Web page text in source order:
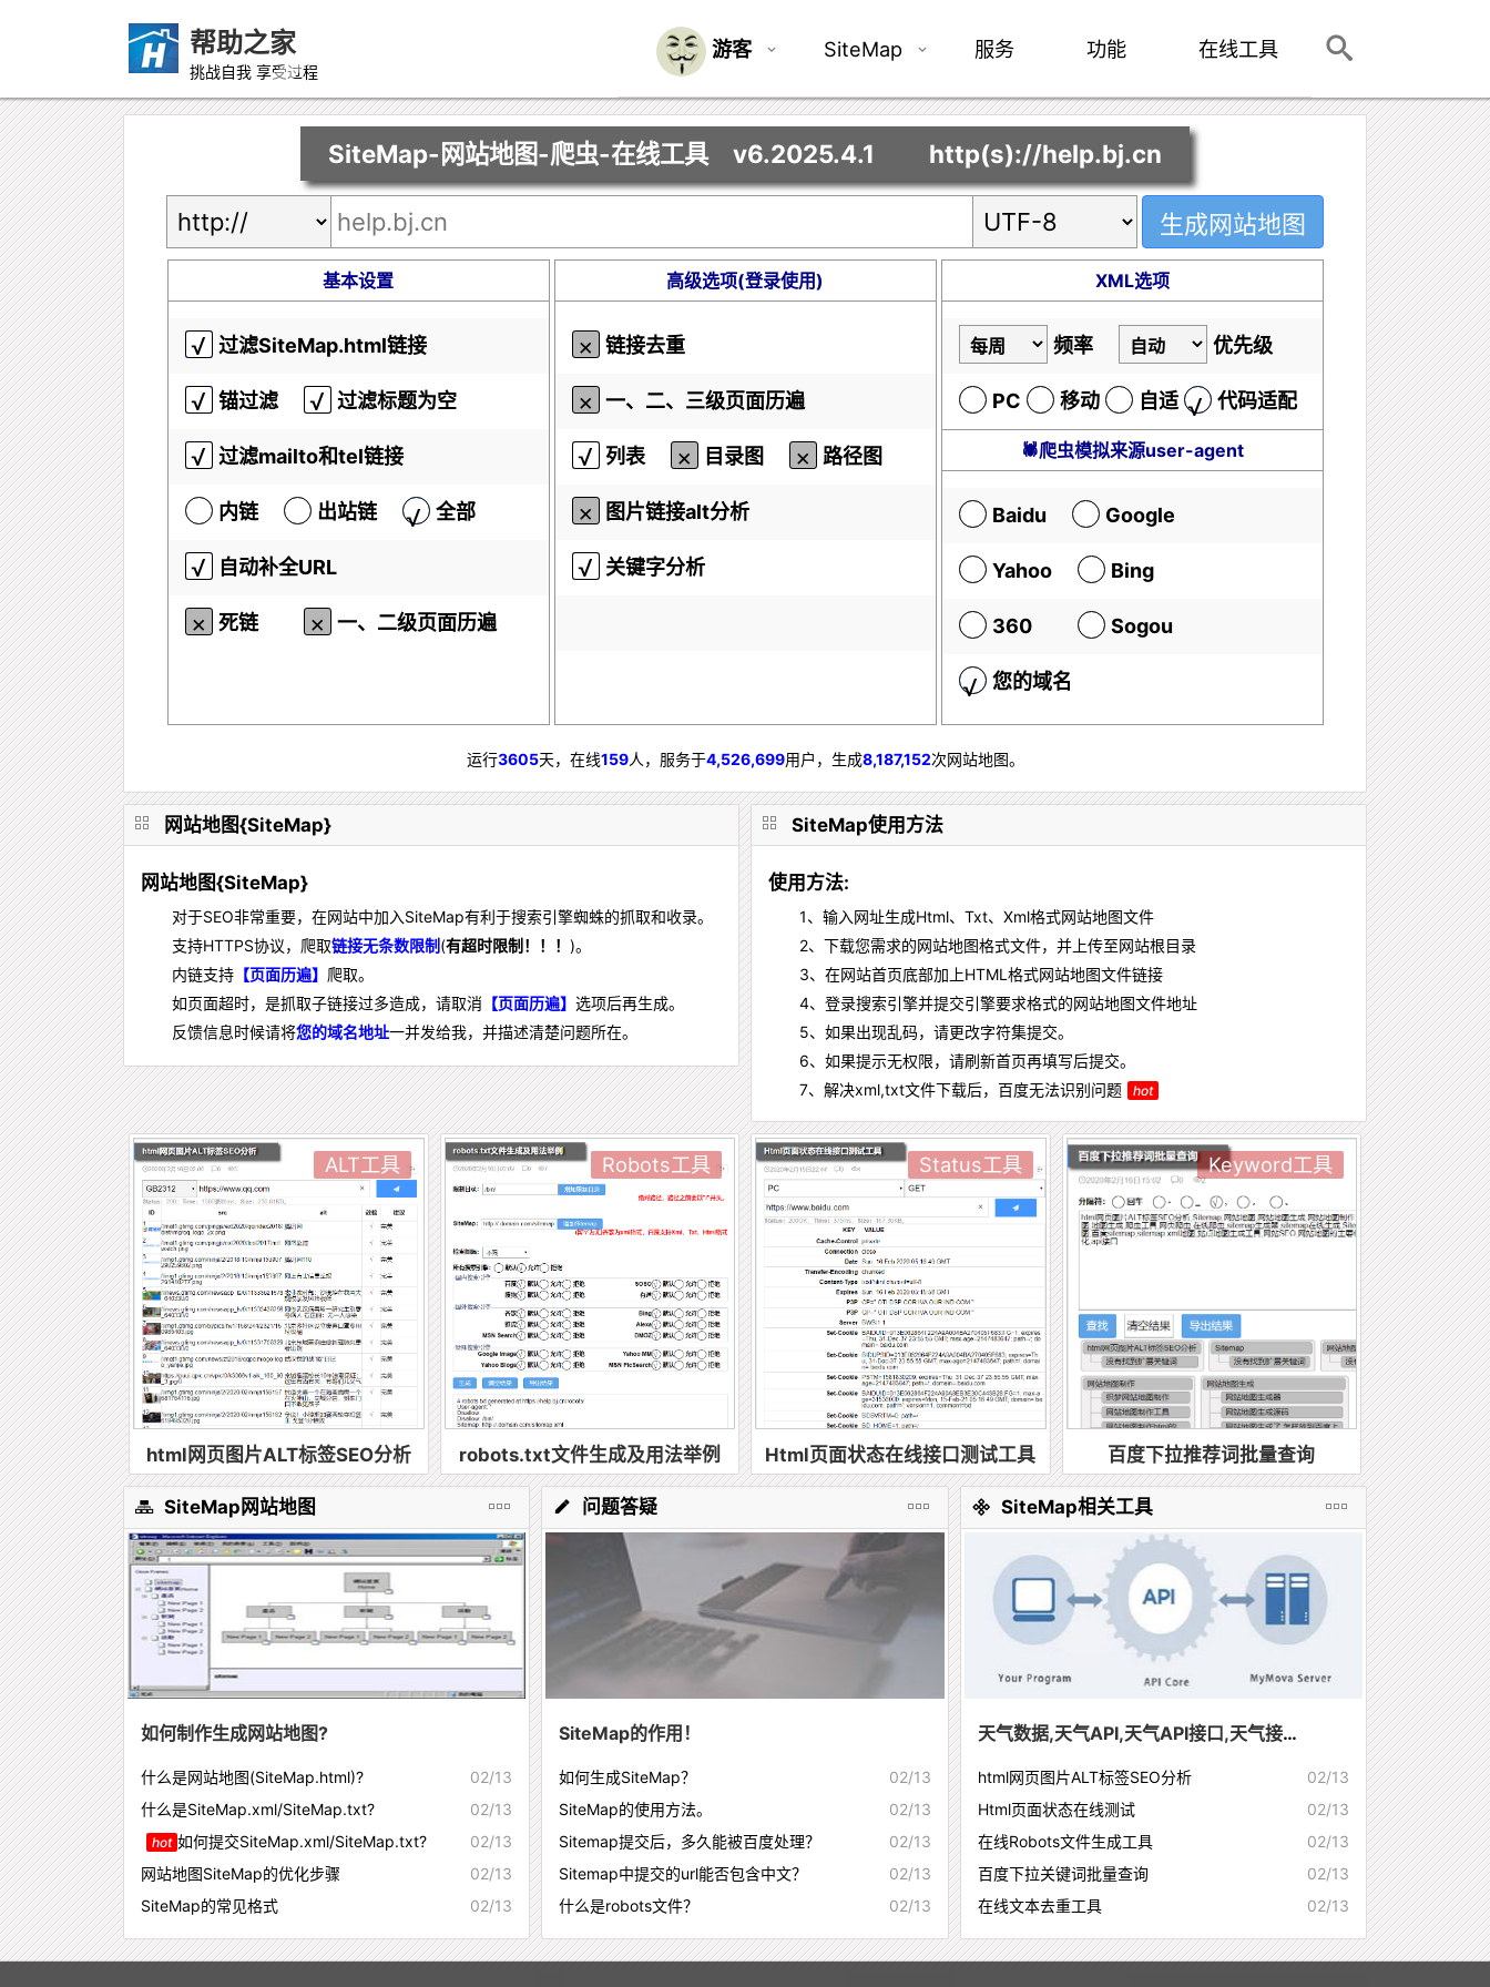
帮助之家
挑战自我 享受过程
游客 SiteMap 服务 功能 在线工具
SiteMap-网站地图-爬虫-在线工具 v6.2025.4.1 http(s)://help.bj.cn
基本设置
过滤SiteMap.html链接
锚过滤 过滤标题为空
过滤mailto和tel链接
内链 出站链 全部
自动补全URL
死链 一、二级页面历遍
高级选项(登录使用)
链接去重
一、二、三级页面历遍
列表 目录图 路径图
图片链接alt分析
关键字分析
XML选项
频率 优先级
PC 移动 自适 代码适配
🕷爬虫模拟来源user-agent
Baidu Google
Yahoo Bing
360 Sogou
您的域名
运行3605天， 在线159人，服务于4,526,699用户，生成8,187,152次网站地图。
网站地图{SiteMap}
网站地图{SiteMap}
对于SEO非常重要，在网站中加入SiteMap有利于搜索引擎蜘蛛的抓取和收录。
支持HTTPS协议，爬取链接无条数限制 (有超时限制！！！ )。
内链支持 【页面历遍】 爬取。
如页面超时，是抓取子链接过多造成，请取消 【页面历遍】 选项后再生成。
反馈信息时候请将您的域名地址一并发给我，并描述清楚问题所在。
SiteMap使用方法
使用方法:
1、输入网址生成Html、Txt、Xml格式网站地图文件
2、下载您需求的网站地图格式文件，并上传至网站根目录
3、在网站首页底部加上HTML格式网站地图文件链接
4、登录搜索引擎并提交引擎要求格式的网站地图文件地址
5、如果出现乱码，请更改字符集提交。
6、如果提示无权限，请刷新首页再填写后提交。
7、解决xml,txt文件下载后，百度无法识别问题
hot
ALT工具
html网页图片ALT标签SEO分析
Robots工具
robots.txt文件生成及用法举例
Status工具
Html页面状态在线接口测试工具
Keyword工具
百度下拉推荐词批量查询
SiteMap网站地图
如何制作生成网站地图?
02/13
什么是网站地图(SiteMap.html)?
02/13
什么是SiteMap.xml/SiteMap.txt?
02/13
hot 如何提交SiteMap.xml/SiteMap.txt?
02/13
网站地图SiteMap的优化步骤
02/13
SiteMap的常见格式
问题答疑
SiteMap的作用！
02/13
如何生成SiteMap？
02/13
SiteMap的使用方法。
02/13
Sitemap提交后，多久能被百度处理？
02/13
Sitemap中提交的url能否包含中文？
02/13
什么是robots文件？
SiteMap相关工具
天气数据,天气API,天气API接口,天气接口,天气插件,天气预警推送,PM2.5,天气预报
02/13
html网页图片ALT标签SEO分析
02/13
Html页面状态在线测试
02/13
在线Robots文件生成工具
02/13
百度下拉关键词批量查询
02/13
在线文本去重工具